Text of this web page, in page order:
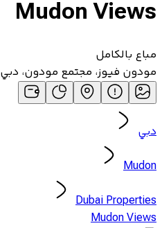
Mudon Views
مباع بالكامل
مودون فيوز، مجتمع مودون، دبي
دبي
Mudon
Dubai Properties
Mudon Views